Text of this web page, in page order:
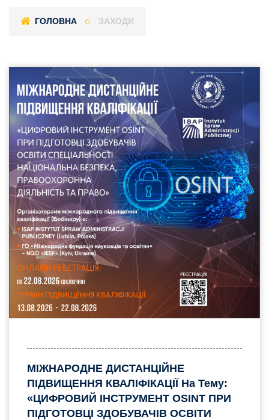
ГОЛОВНА ЗАХОДИ
МІЖНАРОДНЕ ДИСТАНЦІЙНЕ
ПІДВИЩЕННЯ КВАЛІФІКАЦІЇ На Тему:
«ЦИФРОВИЙ ІНСТРУМЕНТ OSINT ПРИ
ПІДГОТОВЦІ ЗДОБУВАЧІВ ОСВІТИ